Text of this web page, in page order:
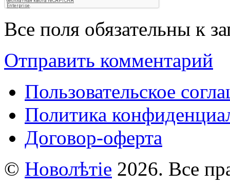
Все поля обязательны к
Отправить комментарий
Пользовательское
Политика
Договор-оферта
© Новолѣтiе 2026. Все